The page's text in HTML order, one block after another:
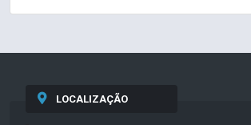
LOCALIZAÇÃO